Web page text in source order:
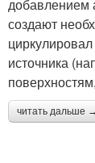
добавлением
создают
источника
читать дальше →